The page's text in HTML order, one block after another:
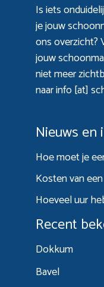
Is iets
je jouw
ons overzicht?
jouw
niet meer
naar info [at]
Nieuws
Hoe moet je
Kosten van
Hoeveel uur
Recent
Dokkum
Bavel